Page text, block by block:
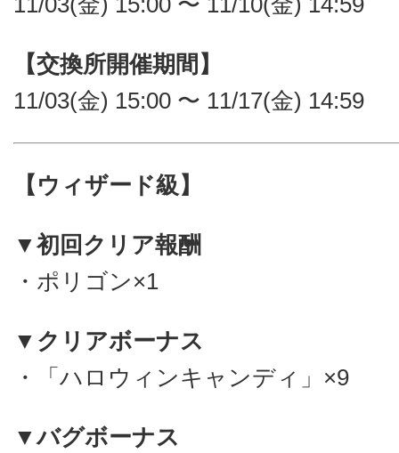
【交換所開催期間】
11/03(金) 15:00 〜 11/17(金) 14:59
【ウィザード級】
▼初回クリア報酬
・ポリゴン×1
▼クリアボーナス
・「ハロウィンキャンディ」×9
▼バグボーナス